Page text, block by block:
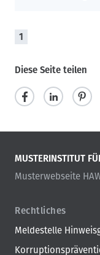
S
e
t
n
m
e
r
i
r
n
g
1
Diese Seite teilen
MUSTERINSTITUT
Musterwebseite
Rechtliches
Meldestelle